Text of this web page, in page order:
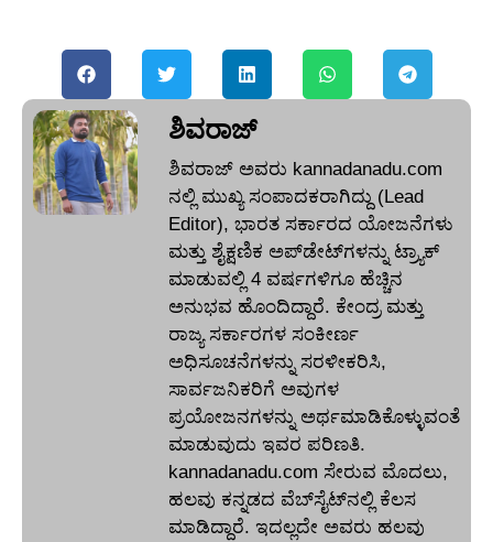
ಶಿವರಾಜ್
ಶಿವರಾಜ್ ಅವರು kannadanadu.com
ನಲ್ಲಿ ಮುಖ್ಯ ಸಂಪಾದಕರಾಗಿದ್ದು (Lead
Editor), ಭಾರತ ಸರ್ಕಾರದ ಯೋಜನೆಗಳು
ಮತ್ತು ಶೈಕ್ಷಣಿಕ ಅಪ್‌ಡೇಟ್‌ಗಳನ್ನು ಟ್ರ್ಯಾಕ್
ಮಾಡುವಲ್ಲಿ 4 ವರ್ಷಗಳಿಗೂ ಹೆಚ್ಚಿನ
ಅನುಭವ ಹೊಂದಿದ್ದಾರೆ. ಕೇಂದ್ರ ಮತ್ತು
ರಾಜ್ಯ ಸರ್ಕಾರಗಳ ಸಂಕೀರ್ಣ
ಅಧಿಸೂಚನೆಗಳನ್ನು ಸರಳೀಕರಿಸಿ,
ಸಾರ್ವಜನಿಕರಿಗೆ ಅವುಗಳ
ಪ್ರಯೋಜನಗಳನ್ನು ಅರ್ಥಮಾಡಿಕೊಳ್ಳುವಂತೆ
ಮಾಡುವುದು ಇವರ ಪರಿಣತಿ.
kannadanadu.com ಸೇರುವ ಮೊದಲು,
ಹಲವು ಕನ್ನಡದ ವೆಬ್‌ಸೈಟ್‌ನಲ್ಲಿ ಕೆಲಸ
ಮಾಡಿದ್ದಾರೆ. ಇದಲ್ಲದೇ ಅವರು ಹಲವು